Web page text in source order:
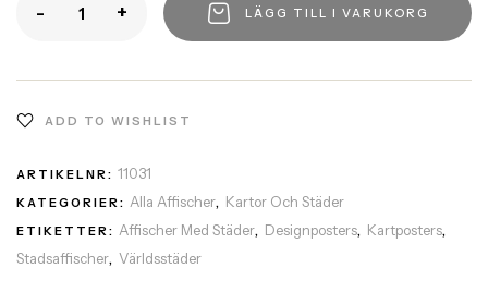
- + LÄGG TILL I VARUKORG
ADD TO WISHLIST
ARTIKELNR: 11031
KATEGORIER: Alla Affischer, Kartor Och Städer
ETIKETTER: Affischer Med Städer, Designposters, Kartposters,
Stadsaffischer, Världsstäder